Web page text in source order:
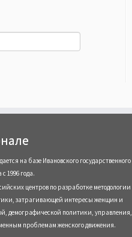
на базе Ивановского государственного
1996 года.
центров по разработке методологии
затрагивающей интересы женщин и
демографической политики, управления,
проблемам женского движения.